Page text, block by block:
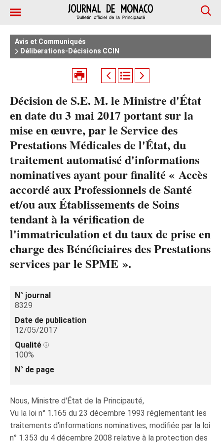
Avis et Communiqués
Déliberations-Décisions CCIN
Décision de S.E. M. le Ministre d'État
en date du 3 mai 2017 portant sur la
mise en œuvre, par le Service des
Prestations Médicales de l'État, du
traitement automatisé d'informations
nominatives ayant pour finalité « Accès
accordé aux Professionnels de Santé
et/ou aux Établissements de Soins
tendant à la vérification de
l'immatriculation et du taux de prise en
charge des Bénéficiaires des Prestations
services par le SPME ».
N° journal
8329
Date de publication
12/05/2017
Qualité
100%
N° de page
Nous, Ministre d'État de la Principauté,
Vu la loi n° 1.165 du 23 décembre 1993 réglementant les
traitements d'informations nominatives, modifiée par la loi
n° 1.353 du 4 décembre 2008 relative à la protection des